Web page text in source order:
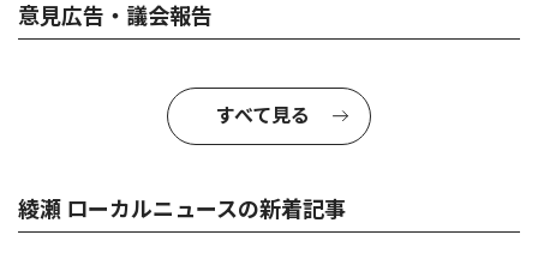
意見広告・議会報告
すべて見る
綾瀬 ローカルニュースの新着記事